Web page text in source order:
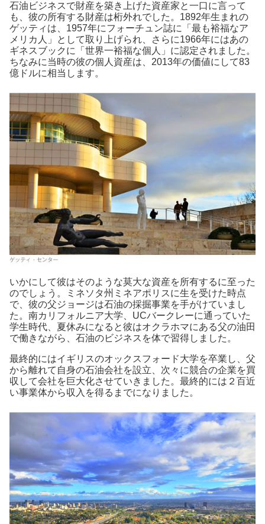
石油ビジネスで財産を築き上げた資産家と一口に言って
も、彼の所有する財産は桁外れでした。1892年生まれの
ゲッティは、1957年にフォーチュン誌に「最も裕福なア
メリカ人」として取り上げられ、さらに1966年にはあの
ギネスブックに「世界一裕福な個人」に認定されました。
ちなみに当時の彼の個人資産は、2013年の価値にして83
億ドルに相当します。
いかにして彼はそのような莫大な資産を所有するに至った
のでしょう。ミネソタ州ミネアポリスに生を受けた時点
で、彼の父ジョージは石油の採掘事業を手がけていまし
た。南カリフォルニア大学、UCバークレーに通っていた
学生時代、夏休みになると彼はオクラホマにある父の油田
で働きながら、石油のビジネスを体で習得しました。
最終的にはイギリスのオックスフォード大学を卒業し、父
から離れて自身の石油会社を設立、次々に競合の企業を買
収して会社を巨大化させていきました。最終的には２百近
い事業体から収入を得るまでになりました。